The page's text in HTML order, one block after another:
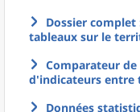
Dossier
tableaux sur le
Comparateur
d'indicateurs entre
Données